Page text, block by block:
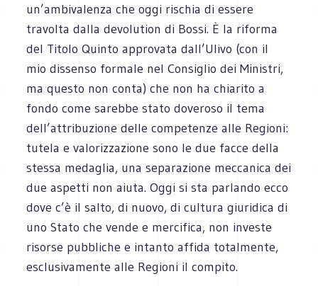
un’ambivalenza che oggi rischia di essere
travolta dalla devolution di Bossi. È la riforma
del Titolo Quinto approvata dall’Ulivo (con il
mio dissenso formale nel Consiglio dei Ministri,
ma questo non conta) che non ha chiarito a
fondo come sarebbe stato doveroso il tema
dell’attribuzione delle competenze alle Regioni:
tutela e valorizzazione sono le due facce della
stessa medaglia, una separazione meccanica dei
due aspetti non aiuta. Oggi si sta parlando ecco
dove c’è il salto, di nuovo, di cultura giuridica di
uno Stato che vende e mercifica, non investe
risorse pubbliche e intanto affida totalmente,
esclusivamente alle Regioni il compito.